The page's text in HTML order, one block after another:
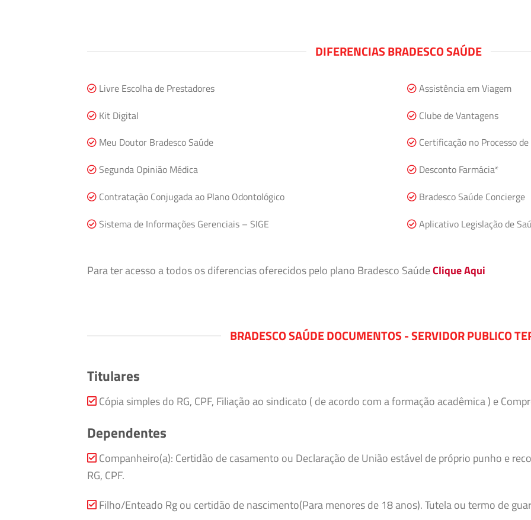
DIFERENCIAS BRADESCO SAÚDE
Livre Escolha de Prestadores
Kit Digital
Meu Doutor Bradesco Saúde
Segunda Opinião Médica
Contratação Conjugada ao Plano Odontológico
Sistema de Informações Gerenciais – SIGE
Assistência em Viagem
Clube de Vantagens
Certificação no Processo
Desconto Farmácia*
Bradesco Saúde Concierge
Aplicativo Legislação de
Para ter acesso a todos os diferencias oferecidos pelo plano Bradesco SaúdeClique Aqui
BRADESCO SAÚDE DOCUMENTOS - SERVIDOR PUBLICO
Titulares
Cópia simples do RG, CPF, Filiação ao sindicato ( de acordo com a formação acadêmica ) e
Dependentes
Companheiro(a): Certidão de casamento ou Declaração de União estável de próprio punho e
RG, CPF.
Filho/Enteado Rg ou certidão de nascimento(Para menores de 18 anos). Tutela ou termo de